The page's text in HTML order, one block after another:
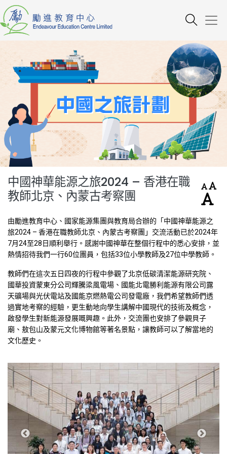
中國神華能源之旅2024 – 香港在職
教師北京、內蒙古考察團
由勵進教育中心、國家能源集團與教育局合辦的「中國神華能源之
旅2024 – 香港在職教師北京、內蒙古考察團」交流活動已於2024年
7月24至28日順利舉行。感謝中國神華在整個行程中的悉心安排，並
熱情招待我們一行60位團員，包括33位小學教師及27位中學教師。
教師們在這次五日四夜的行程中參觀了北京低碳清潔能源研究院、
國華投資蒙東分公司輝騰梁風電場、國能北電勝利能源有限公司露
天礦場與光伏電站及國能京燃熱電公司發電廠，我們希望教師們透
過實地考察的經驗，更生動地向學生講解中國現代的技術及概念，
啟發學生對新能源發展嘅興趣。此外，交流團也安排了參觀貝子
廟、敖包山及蒙元文化博物館等著名景點，讓教師可以了解當地的
文化歷史。